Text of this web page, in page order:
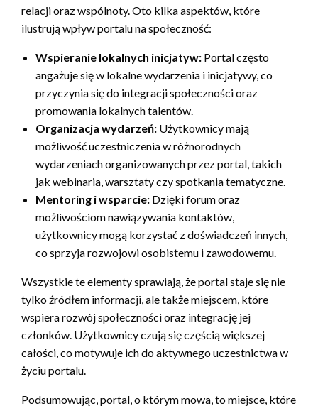
relacji oraz wspólnoty. Oto kilka aspektów, które
ilustrują wpływ portalu na społeczność:
Wspieranie lokalnych inicjatyw: Portal często
angażuje się w lokalne wydarzenia i inicjatywy, co
przyczynia się do integracji społeczności oraz
promowania lokalnych talentów.
Organizacja wydarzeń: Użytkownicy mają
możliwość uczestniczenia w różnorodnych
wydarzeniach organizowanych przez portal, takich
jak webinaria, warsztaty czy spotkania tematyczne.
Mentoring i wsparcie: Dzięki forum oraz
możliwościom nawiązywania kontaktów,
użytkownicy mogą korzystać z doświadczeń innych,
co sprzyja rozwojowi osobistemu i zawodowemu.
Wszystkie te elementy sprawiają, że portal staje się nie
tylko źródłem informacji, ale także miejscem, które
wspiera rozwój społeczności oraz integrację jej
członków. Użytkownicy czują się częścią większej
całości, co motywuje ich do aktywnego uczestnictwa w
życiu portalu.
Podsumowując, portal, o którym mowa, to miejsce, które